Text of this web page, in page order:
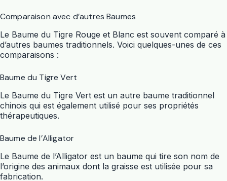
Comparaison avec d’autres Baumes
Le Baume du Tigre Rouge et Blanc est souvent comparé à
d’autres baumes traditionnels. Voici quelques-unes de ces
comparaisons :
Baume du Tigre Vert
Le Baume du Tigre Vert est un autre baume traditionnel
chinois qui est également utilisé pour ses propriétés
thérapeutiques.
Baume de l’Alligator
Le Baume de l’Alligator est un baume qui tire son nom de
l’origine des animaux dont la graisse est utilisée pour sa
fabrication.